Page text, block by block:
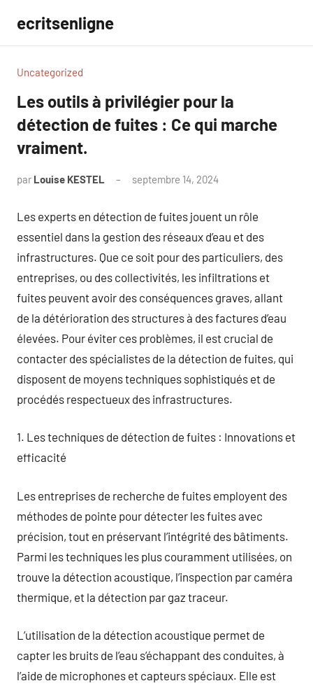
contenu
ecritsenligne
Uncategorized
Les outils à privilégier pour la
détection de fuites : Ce qui marche
vraiment.
par Louise KESTEL septembre 14, 2024
Les experts en détection de fuites jouent un rôle
essentiel dans la gestion des réseaux d’eau et des
infrastructures. Que ce soit pour des particuliers, des
entreprises, ou des collectivités, les infiltrations et
fuites peuvent avoir des conséquences graves, allant
de la détérioration des structures à des factures d’eau
élevées. Pour éviter ces problèmes, il est crucial de
contacter des spécialistes de la détection de fuites, qui
disposent de moyens techniques sophistiqués et de
procédés respectueux des infrastructures.
1. Les techniques de détection de fuites : Innovations et
efficacité
Les entreprises de recherche de fuites employent des
méthodes de pointe pour détecter les fuites avec
précision, tout en préservant l’intégrité des bâtiments.
Parmi les techniques les plus couramment utilisées, on
trouve la détection acoustique, l’inspection par caméra
thermique, et la détection par gaz traceur.
L’utilisation de la détection acoustique permet de
capter les bruits de l’eau s’échappant des conduites, à
l’aide de microphones et capteurs spéciaux. Elle est